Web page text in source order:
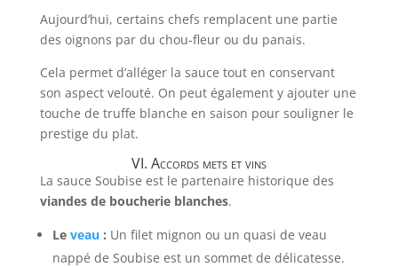
Aujourd’hui, certains chefs remplacent une partie
des oignons par du chou-fleur ou du panais.
Cela permet d’alléger la sauce tout en conservant
son aspect velouté. On peut également y ajouter une
touche de truffe blanche en saison pour souligner le
prestige du plat.
VI. Accords mets et vins
La sauce Soubise est le partenaire historique des
viandes de boucherie blanches.
Le veau : Un filet mignon ou un quasi de veau
nappé de Soubise est un sommet de délicatesse.